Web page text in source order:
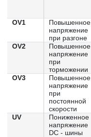
OV1
Повышенное
напряжение
при разгоне
OV2
Повышенное
напряжение
при
торможении
OV3
Повышенное
напряжение
при
постоянной
скорости
UV
Пониженное
напряжение
DC - шины